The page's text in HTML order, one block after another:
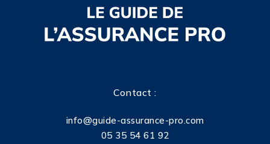
Contact :
info@guide-assurance-pro.com
05 35 54 61 92